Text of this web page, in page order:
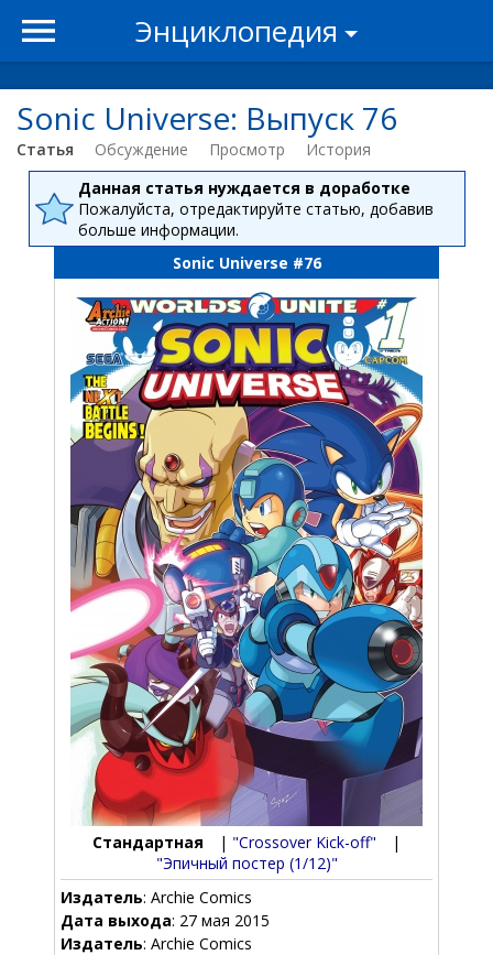
Энциклопедия
Sonic Universe: Выпуск 76
Статья Обсуждение Просмотр
История
Данная статья нуждается в доработке
Пожалуйста, отредактируйте статью, добавив
больше информации.
Sonic Universe #76
Стандартная | "Crossover Kick-off"
|
"Эпичный постер (1/12)"
Издатель: Archie Comics
Дата выхода: 27 мая 2015
Издатель: Archie Comics